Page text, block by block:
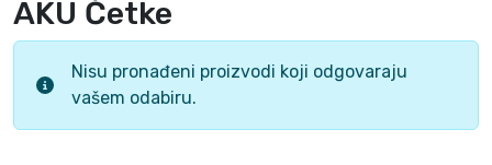
AKU Četke
Nisu pronađeni proizvodi koji odgovaraju
vašem odabiru.